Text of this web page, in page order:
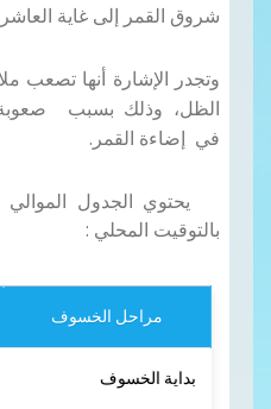
شروق القمر إلى غاية العاشرة
وتجدر الإشارة أنها
الظل، وذلك بسبب صعوبة
في إضاءة القمر.
يحتوي الجدول الموالي
بالتوقيت المحلي :
مراحل الخسوف
بداية الخسوف